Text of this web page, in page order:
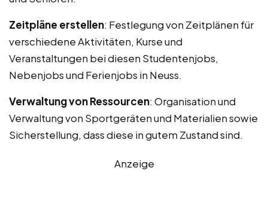
Zeitpläne erstellen: Festlegung von Zeitplänen für
verschiedene Aktivitäten, Kurse und
Veranstaltungen bei diesen Studentenjobs,
Nebenjobs und Ferienjobs in Neuss.
Verwaltung von Ressourcen: Organisation und
Verwaltung von Sportgeräten und Materialien sowie
Sicherstellung, dass diese in gutem Zustand sind.
Anzeige